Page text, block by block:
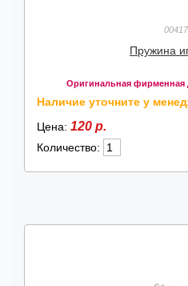
Пружина
Оригинальная фирменная
Наличие уточните у
Цена: 120 р.
Количество: